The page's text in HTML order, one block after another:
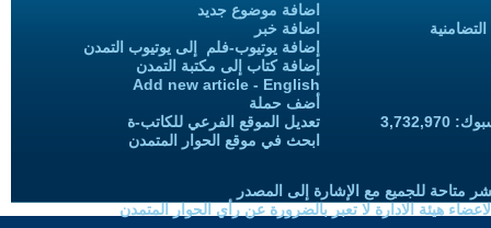
اضافة موضوع جديد
اضافة خبر
إضافة يوتيوب-فلم إلى يوتيوب التمدن
إضافة كتاب إلى مكتبة التمدن
Add new article - English
أضف حملة
تعديل الموقع الفرعي للكاتب-ة
ابحث في موقع الحوار المتمدن
متاحة للجميع مع الإشارة إلى المصدر
هيئة الادارة لا تعبر بالضرورة عن رأي الحوار المتمدن